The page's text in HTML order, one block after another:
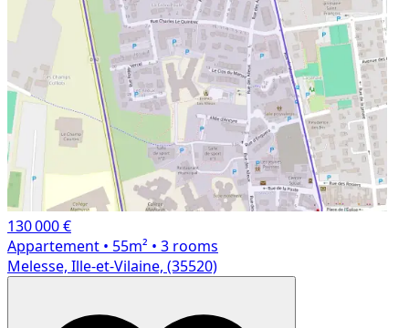
130 000 €
Appartement • 55m² • 3 rooms
Melesse, Ille-et-Vilaine, (35520)